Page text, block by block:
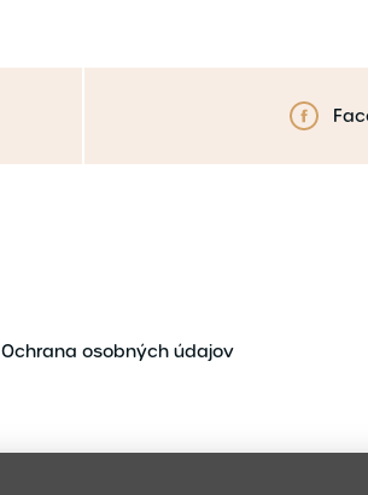
Ochrana osobných údajov